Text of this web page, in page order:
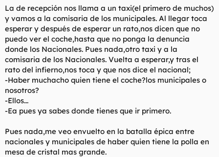
La de recepción nos llama a un taxi(el primero de muchos)
y vamos a la comisaria de los municipales. Al llegar toca
esperar y después de esperar un rato,nos dicen que no
puedo ver el coche,hasta que no ponga la denuncia
donde los Nacionales. Pues nada,otro taxi y a la
comisaria de los Nacionales. Vuelta a esperar,y tras el
rato del infierno,nos toca y que nos dice el nacional;
-Haber muchacho quien tiene el coche?los municipales o
nosotros?
-Ellos...
-Ea pues ya sabes donde tienes que ir primero.
Pues nada,me veo envuelto en la batalla épica entre
nacionales y municipales de haber quien tiene la polla en
mesa de cristal mas grande.